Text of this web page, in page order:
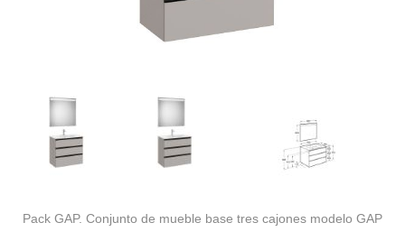
Pack GAP. Conjunto de mueble base tres cajones modelo GAP